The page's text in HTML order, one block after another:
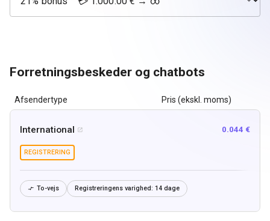
Forretningsbeskeder og chatbots
Afsendertype Pris (ekskl. moms)
International  0.044 €
REGISTRERING
 To-vejs Registreringens varighed: 14 dage